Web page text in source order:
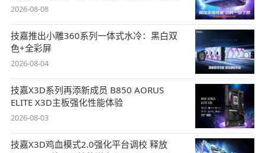
2026-08-08
技嘉推出小雕360系列一体式水冷：黑白双
色+全彩屏
2026-08-04
技嘉X3D系列再添新成员 B850 AORUS
ELITE X3D主板强化性能体验
2026-08-03
技嘉X3D鸡血模式2.0强化平台调校 释放